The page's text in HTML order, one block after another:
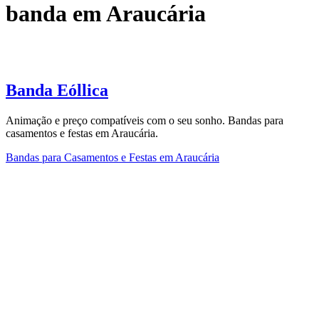
banda em Araucária
Banda Eóllica
Animação e preço compatíveis com o seu sonho. Bandas para
casamentos e festas em Araucária.
Bandas para Casamentos e Festas em Araucária